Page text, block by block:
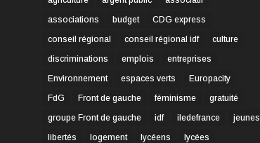
associations
budget
CDG express
conseil régional
conseil régional idf
culture
discriminations
emplois
entreprises
Environnement
espaces verts
Europacity
FdG
Front de gauche féminisme
gratuité
groupe Front de gauche
idf iledefrance
jeunes
libertés
logement lycéens
lycées